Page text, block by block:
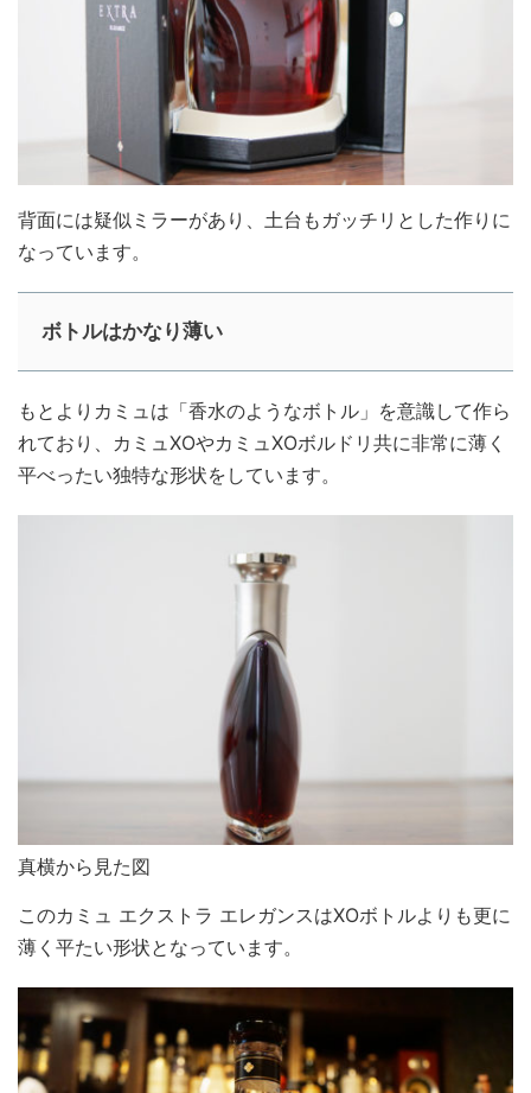
背面には疑似ミラーがあり、土台もガッチリとした作りに
なっています。
ボトルはかなり薄い
もとよりカミュは「香水のようなボトル」を意識して作ら
れており、カミュXOやカミュXOボルドリ共に非常に薄く
平べったい独特な形状をしています。
真横から見た図
このカミュ エクストラ エレガンスはXOボトルよりも更に
薄く平たい形状となっています。